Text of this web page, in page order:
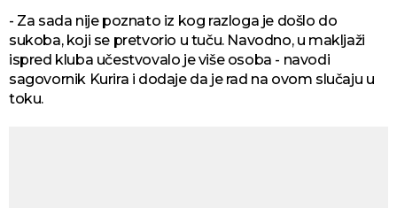
- Za sada nije poznato iz kog razloga je došlo do
sukoba, koji se pretvorio u tuču. Navodno, u makljaži
ispred kluba učestvovalo je više osoba - navodi
sagovornik Kurira i dodaje da je rad na ovom slučaju u
toku.